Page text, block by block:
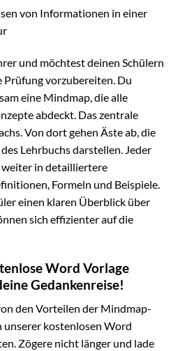
von Informationen in einer
und möchtest deinen Schülern
Prüfung vorzubereiten. Du
eine Mindmap, die alle
abdeckt. Das zentrale
Von dort gehen Äste ab, die
Lehrbuchs darstellen. Jeder
weiter in detailliertere
Formeln und Beispiele.
einen klaren Überblick über
sich effizienter auf die
Word Vorlage
Gedankenreise!
den Vorteilen der Mindmap-
kostenlosen Word
Zögere nicht länger und lade